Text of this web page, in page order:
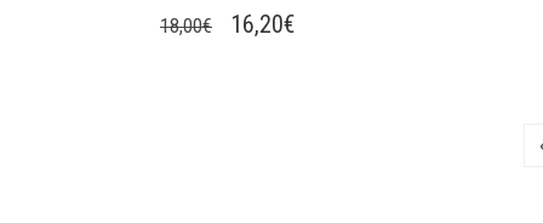
18,00€
ORIGINAL
16,20€CURRENT